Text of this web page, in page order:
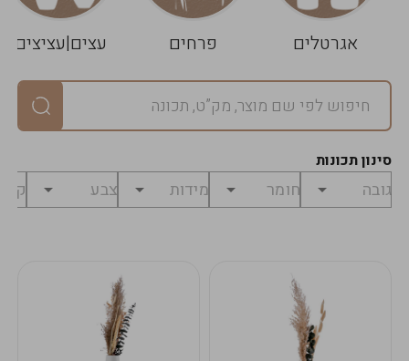
אגרטלים פרחים עצים|עציצים
סינון תכונות
במארז
מחיר
לפני
₪0
לתשלום